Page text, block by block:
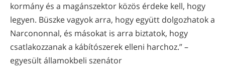
kormány és a magánszektor közös érdeke kell, hogy
legyen. Büszke vagyok arra, hogy együtt dolgozhatok a
Narcononnal, és másokat is arra biztatok, hogy
csatlakozzanak a kábítószerek elleni harchoz.” –
egyesült államokbeli szenátor